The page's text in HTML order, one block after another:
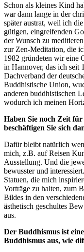
Schon als kleines Kind
war dann lange in der
später austrat, weil ich
gütigen, eingreifenden
der Wunsch zu
zur Zen-Meditation, die
1982 gründeten wir eine
in Hannover, das ich seit
Dachverband der
Buddhistische Union,
anderen buddhistischen
wodurch ich meinen
Haben Sie noch Zeit
beschäftigen Sie sich
Dafür bleibt natürlich
mich, z.B. auf Reisen
Ausstellung. Und die
bewusster und
Statuen, die mich
Vorträge zu halten, zum
Bildes in den
ästhetisch geschultes
aus.
Der Buddhismus ist
Buddhismus aus, wie